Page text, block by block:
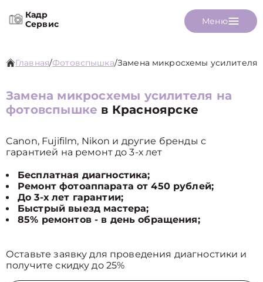
Кадр
Сервис
Меню
Главная/Фотовспышка/Замена микросхемы усилителя
Замена микросхемы усилителя на
фотовспышке в Красноярске
Canon, Fujifilm, Nikon и другие бренды с
гарантией на ремонт до 3-х лет
Бесплатная диагностика;
Ремонт фотоаппарата от 450 рублей;
До 3-х лет гарантии;
Быстрый выезд мастера;
85% ремонтов - в день обращения;
Оставьте заявку для проведения диагностики и
получите скидку до 25%